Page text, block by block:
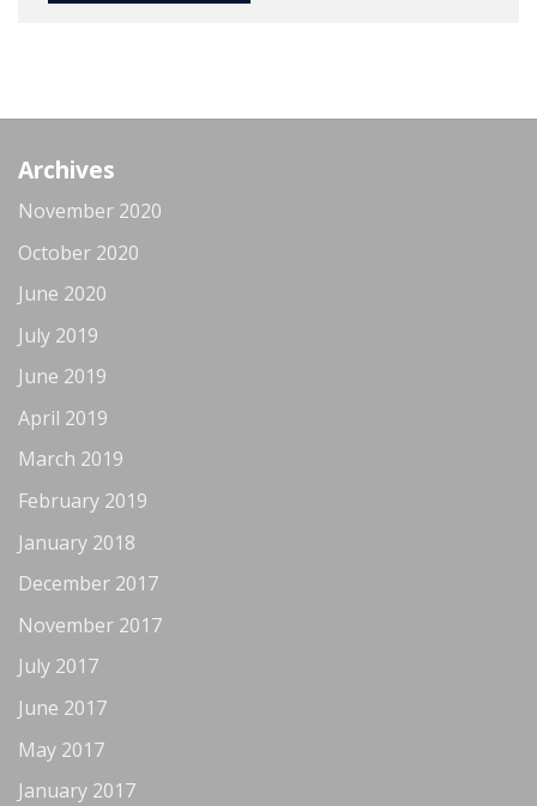
Archives
November 2020
October 2020
June 2020
July 2019
June 2019
April 2019
March 2019
February 2019
January 2018
December 2017
November 2017
July 2017
June 2017
May 2017
January 2017